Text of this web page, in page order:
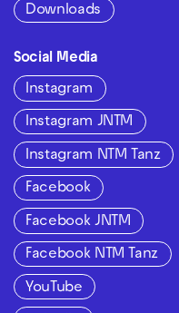
Downloads
Social Media
Instagram
Instagram JNTM
Instagram NTM Tanz
Facebook
Facebook JNTM
Facebook NTM Tanz
YouTube